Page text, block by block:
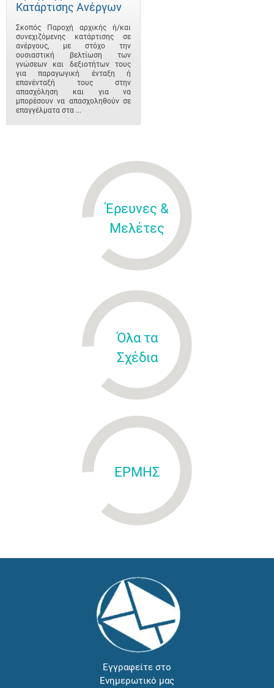
Κατάρτισης Ανέργων
Σκοπός Παροχή αρχικής ή/και
συνεχιζόμενης κατάρτισης σε
ανέργους, με στόχο την
ουσιαστική βελτίωση των
γνώσεων και δεξιοτήτων τους
για παραγωγική ένταξη ή
επανένταξή τους στην
απασχόληση και για να
μπορέσουν να απασχοληθούν σε
επαγγέλματα στα ...
Έρευνες &
Μελέτες
Όλα τα
Σχέδια
ΕΡΜΗΣ
Εγγραφείτε στο
Ενημερωτικό μας